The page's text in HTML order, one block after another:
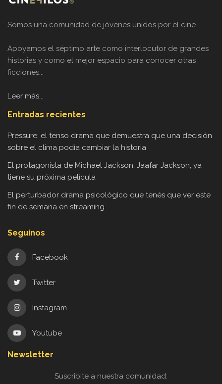
Somos una comunidad de jóvenes unidos por el cine.
Apoyamos el séptimo arte como interlocutor de grandes
historias y como el mejor espacio para conocer otras
ficciones...
Leer más...
Entradas recientes
Pressure: el tenso drama que demuestra que una decisión
sobre el clima podía cambiar la historia
El protagonista de Michael Jackson, Jaafar Jackson, ya
tiene su próxima película
El perturbador drama psicológico que tenés que ver este
fin de semana en streaming
Seguinos
Facebook
Twitter
Instagram
Youtube
Newsletter
Suscribite a nuestra comunidad: